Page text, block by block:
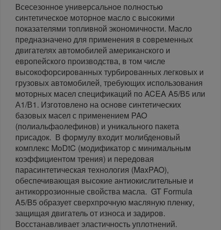
Всесезонное универсальное полностью
синтетическое моторное масло с высокими
показателями топливной экономичности. Масло
предназначено для применения в современных
двигателях автомобилей американского и
европейского производства, в том числе
высокофорсированных турбированных легковых и
грузовых автомобилей, требующих использования
моторных масел спецификаций по ACEA A5/В5 или
А1/В1. Изготовлено на основе синтетических
базовых масел с применением PAO
(полиальфаолефинов) и уникального пакета
присадок. В формулу входит молибденовый
комплекс MoDtC (модификатор с минимальным
коэффициентом трения) и передовая
парасинтетическая технология (MaxPAO),
обеспечивающая высокие антиокислительные и
антикоррозионные свойства масла. GT Formula
A5/B5 образует сверхпрочную масляную пленку,
защищая двигатель от износа и задиров.
Восстанавливает эластичность уплотнений.